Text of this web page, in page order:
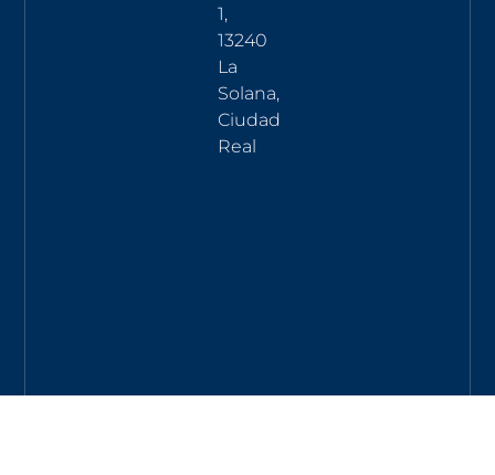
1,
13240
La
Solana,
Ciudad
Real